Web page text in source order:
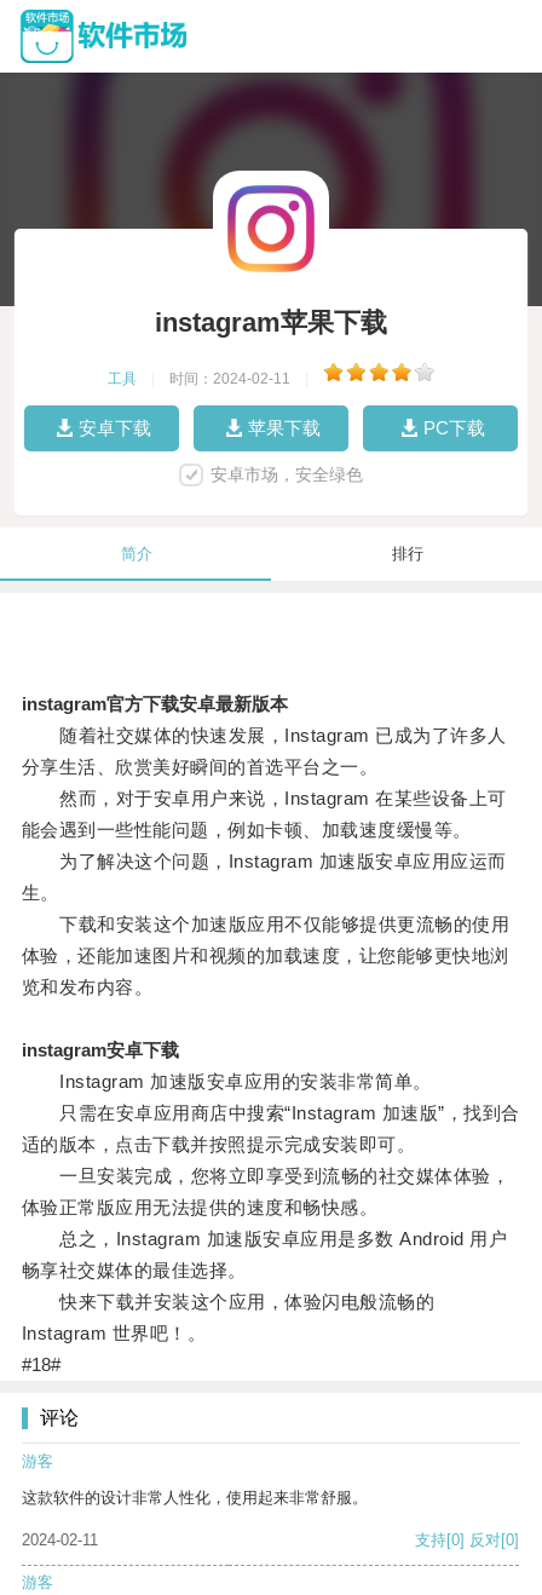
instagram苹果下载
工具 时间：2024-02-11
安卓下载 苹果下载 PC下载
安卓市场，安全绿色
简介 排行
instagram官方下载安卓最新版本
随着社交媒体的快速发展，Instagram 已成为了许多人
分享生活、欣赏美好瞬间的首选平台之一。
然而，对于安卓用户来说，Instagram 在某些设备上可
能会遇到一些性能问题，例如卡顿、加载速度缓慢等。
为了解决这个问题，Instagram 加速版安卓应用应运而
生。
下载和安装这个加速版应用不仅能够提供更流畅的使用
体验，还能加速图片和视频的加载速度，让您能够更快地浏
览和发布内容。
instagram安卓下载
Instagram 加速版安卓应用的安装非常简单。
只需在安卓应用商店中搜索“Instagram 加速版”，找到合
适的版本，点击下载并按照提示完成安装即可。
一旦安装完成，您将立即享受到流畅的社交媒体体验，
体验正常版应用无法提供的速度和畅快感。
总之，Instagram 加速版安卓应用是多数 Android 用户
畅享社交媒体的最佳选择。
快来下载并安装这个应用，体验闪电般流畅的
Instagram 世界吧！。
#18#
评论
游客
这款软件的设计非常人性化，使用起来非常舒服。
2024-02-11 支持[0] 反对[0]
游客